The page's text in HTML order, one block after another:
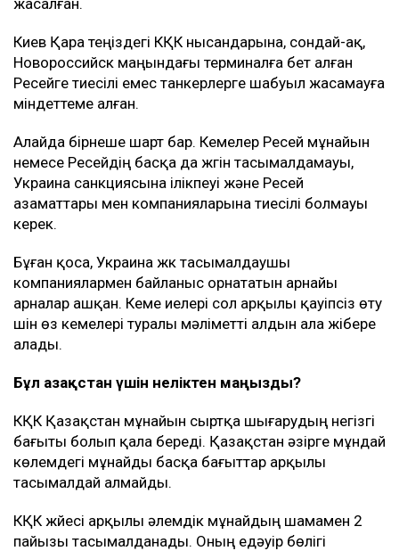
жасалған.
Киев Қара теңіздегі КҚК нысандарына, сондай-ақ,
Новороссийск маңындағы терминалға бет алған
Ресейге тиесілі емес танкерлерге шабуыл жасамауға
міндеттеме алған.
Алайда бірнеше шарт бар. Кемелер Ресей мұнайын
немесе Ресейдің басқа да жүгін тасымалдамауы,
Украина санкциясына ілікпеуі және Ресей
азаматтары мен компанияларына тиесілі болмауы
керек.
Бұған қоса, Украина жүк тасымалдаушы
компаниялармен байланыс орнататын арнайы
арналар ашқан. Кеме иелері сол арқылы қауіпсіз өту
үшін өз кемелері туралы мәліметті алдын ала жібере
алады.
Бұл Қазақстан үшін неліктен маңызды?
КҚК Қазақстан мұнайын сыртқа шығарудың негізгі
бағыты болып қала береді. Қазақстан әзірге мұндай
көлемдегі мұнайды басқа бағыттар арқылы
тасымалдай алмайды.
КҚК жүйесі арқылы әлемдік мұнайдың шамамен 2
пайызы тасымалданады. Оның едәуір бөлігі